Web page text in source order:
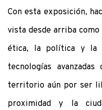
Con esta exposición,
vista desde arriba
ética, la política y la
tecnologías
territorio aún por ser
proximidad y la